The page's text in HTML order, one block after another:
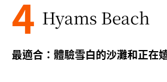
4 Hyams Beach
最適合：體驗雪白的沙灘和正在